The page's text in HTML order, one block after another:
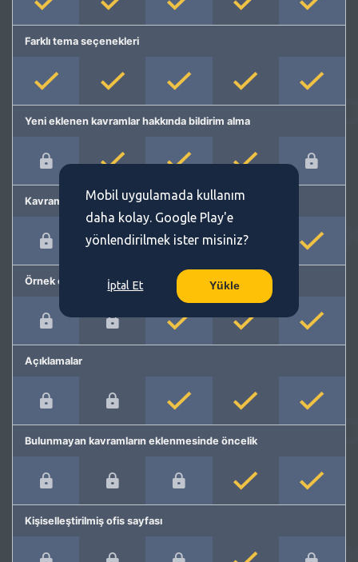
Farklı tema seçenekleri
Yeni eklenen kavramlar hakkında bildirim alma
Kavram önerme
Örnek cümleler
Açıklamalar
Bulunmayan kavramların eklenmesinde öncelik
Kişiselleştirilmiş ofis sayfası
Mobil uygulamada kullanım
daha kolay. Google Play'e
yönlendirilmek ister misiniz?
İptal Et Yükle